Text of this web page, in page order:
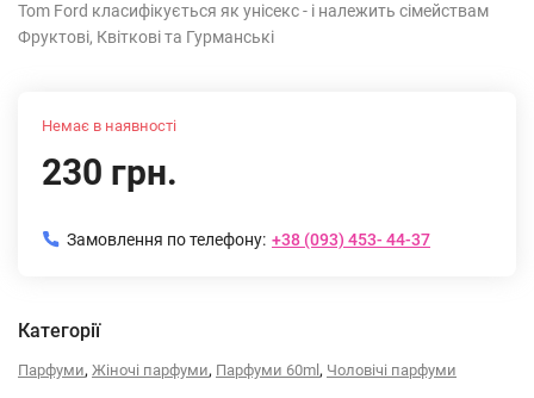
Tom Ford класифікується як унісекс - і належить сімействам
Фруктові, Квіткові та Гурманські
Немає в наявності
230 грн.
Замовлення по телефону: +38 (093) 453- 44-37
Категорії
Парфуми, Жіночі парфуми, Парфуми 60ml , Чоловічі парфуми